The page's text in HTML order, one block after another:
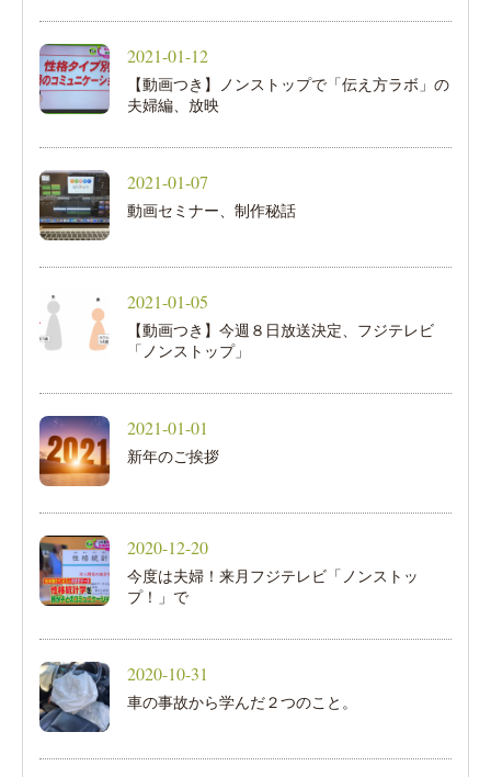
2021-01-12
【動画つき】ノンストップで「伝え方ラボ」の
夫婦編、放映
2021-01-07
動画セミナー、制作秘話
2021-01-05
【動画つき】今週８日放送決定、フジテレビ
「ノンストップ」
2021-01-01
新年のご挨拶
2020-12-20
今度は夫婦！来月フジテレビ「ノンストッ
プ！」で
2020-10-31
車の事故から学んだ２つのこと。